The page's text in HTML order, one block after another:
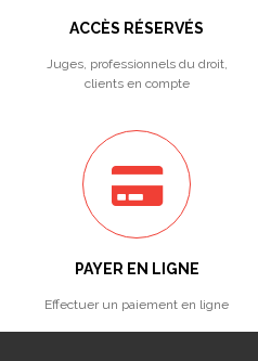
ACCÈS RÉSERVÉS
Juges, professionnels du droit,
clients en compte
PAYER EN LIGNE
Effectuer un paiement en ligne